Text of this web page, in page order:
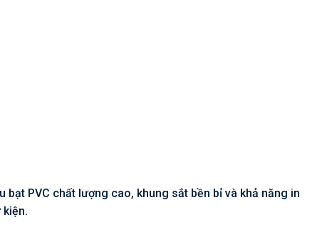
PVC chất lượng cao, khung sắt bền bỉ và khả năng in